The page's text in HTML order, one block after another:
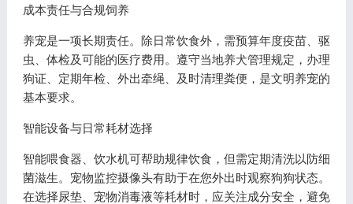
成本责任与合规饲养
养宠是一项长期责任。除日常饮食外，需预算年度疫苗、驱
虫、体检及可能的医疗费用。遵守当地养犬管理规定，办理
狗证、定期年检、外出牵绳、及时清理粪便，是文明养宠的
基本要求。
智能设备与日常耗材选择
智能喂食器、饮水机可帮助规律饮食，但需定期清洗以防细
菌滋生。宠物监控摄像头有助于在您外出时观察狗狗状态。
在选择尿垫、宠物消毒液等耗材时，应关注成分安全，避免